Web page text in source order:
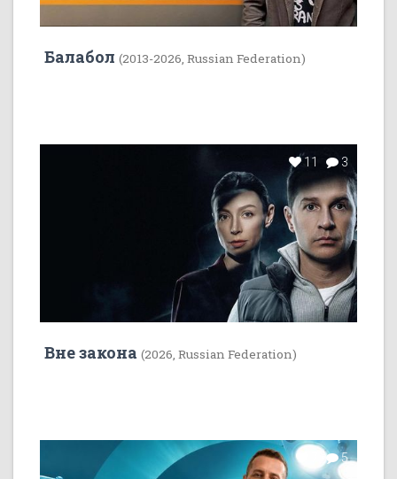
Балабол (2013-2026, Russian Federation)
11 3
Вне закона (2026, Russian Federation)
7 5